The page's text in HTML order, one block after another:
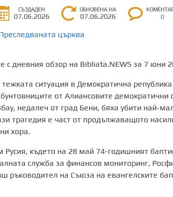
СЪЗДАДЕН
07.06.2026
ОБНОВЕНА НА
07.06.2026 0
църква
с дневния обзор на Bibliata.NEWS за 7 юни
ситуация в Демократична
от Алиансовите
недалеч от град Бени, бяха убити най-
трагедия е част от продължаващото
хора.
където на 28 май 74-годишният
служба за финансов мониторинг,
ръководител на Съюза на евангелските